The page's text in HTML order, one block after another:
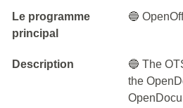
Le programme
principal
🔵
Description
🔵 The
the